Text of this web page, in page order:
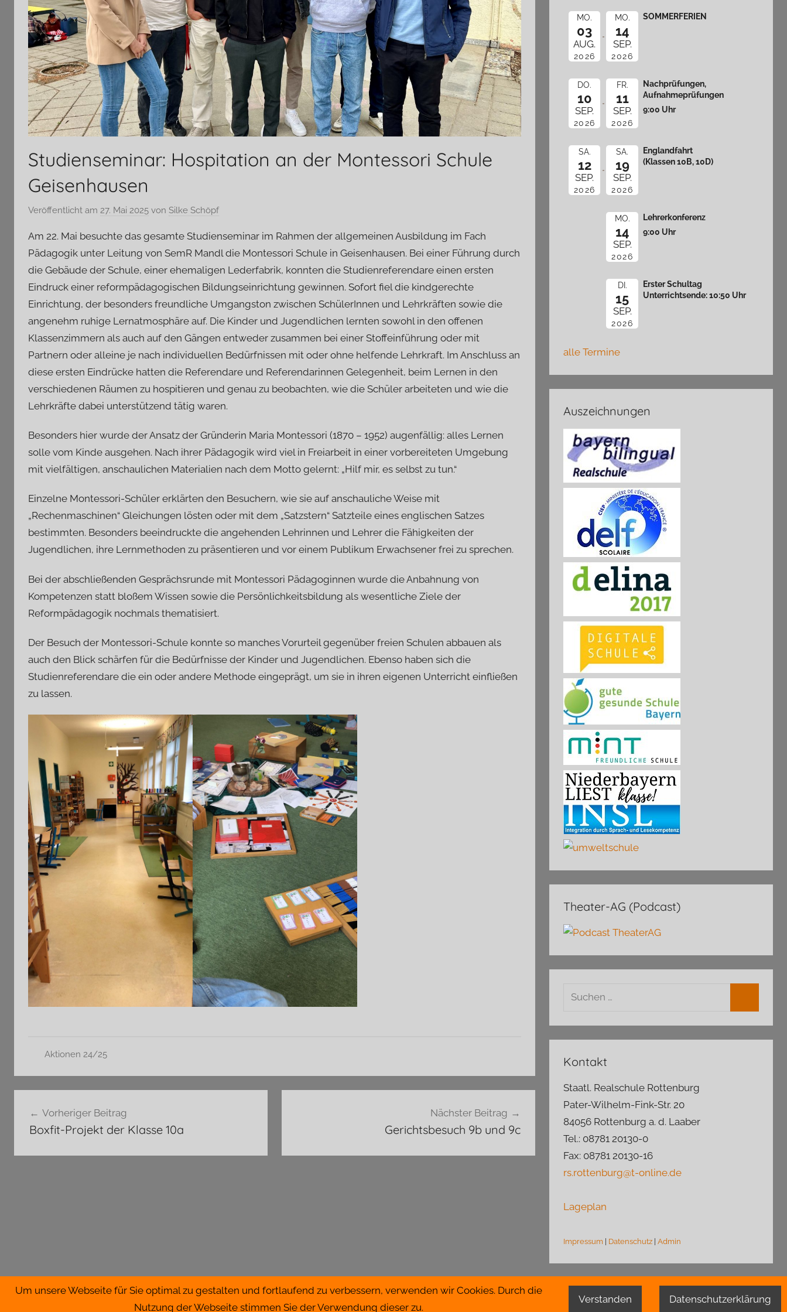
Studienseminar: Hospitation an der Montessori Schule
Geisenhausen
Veröffentlicht am 27. Mai 2025 von Silke Schöpf
Am 22. Mai besuchte das gesamte Studienseminar im Rahmen der allgemeinen Ausbildung im Fach
Pädagogik unter Leitung von SemR Mandl die Montessori Schule in Geisenhausen. Bei einer Führung durch
die Gebäude der Schule, einer ehemaligen Lederfabrik, konnten die Studienreferendare einen ersten
Eindruck einer reformpädagogischen Bildungseinrichtung gewinnen. Sofort fiel die kindgerechte
Einrichtung, der besonders freundliche Umgangston zwischen SchülerInnen und Lehrkräften sowie die
angenehm ruhige Lernatmosphäre auf. Die Kinder und Jugendlichen lernten sowohl in den offenen
Klassenzimmern als auch auf den Gängen entweder zusammen bei einer Stoffeinführung oder mit
Partnern oder alleine je nach individuellen Bedürfnissen mit oder ohne helfende Lehrkraft. Im Anschluss an
diese ersten Eindrücke hatten die Referendare und Referendarinnen Gelegenheit, beim Lernen in den
verschiedenen Räumen zu hospitieren und genau zu beobachten, wie die Schüler arbeiteten und wie die
Lehrkräfte dabei unterstützend tätig waren.
Besonders hier wurde der Ansatz der Gründerin Maria Montessori (1870 – 1952) augenfällig: alles Lernen
solle vom Kinde ausgehen. Nach ihrer Pädagogik wird viel in Freiarbeit in einer vorbereiteten Umgebung
mit vielfältigen, anschaulichen Materialien nach dem Motto gelernt: „Hilf mir, es selbst zu tun.“
Einzelne Montessori-Schüler erklärten den Besuchern, wie sie auf anschauliche Weise mit
„Rechenmaschinen“ Gleichungen lösten oder mit dem „Satzstern“ Satzteile eines englischen Satzes
bestimmten. Besonders beeindruckte die angehenden Lehrinnen und Lehrer die Fähigkeiten der
Jugendlichen, ihre Lernmethoden zu präsentieren und vor einem Publikum Erwachsener frei zu sprechen.
Bei der abschließenden Gesprächsrunde mit Montessori Pädagoginnen wurde die Anbahnung von
Kompetenzen statt bloßem Wissen sowie die Persönlichkeitsbildung als wesentliche Ziele der
Reformpädagogik nochmals thematisiert.
Der Besuch der Montessori-Schule konnte so manches Vorurteil gegenüber freien Schulen abbauen als
auch den Blick schärfen für die Bedürfnisse der Kinder und Jugendlichen. Ebenso haben sich die
Studienreferendare die ein oder andere Methode eingeprägt, um sie in ihren eigenen Unterricht einfließen
zu lassen.
Aktionen 24/25
Vorheriger Beitrag
Boxfit-Projekt der Klasse 10a
Nächster Beitrag
Gerichtsbesuch 9b und 9c
MO.
03
AUG.
2026
MO.
14
SEP.
2026
SOMMERFERIEN
DO.
10
SEP.
2026
FR.
11
SEP.
2026
Nachprüfungen,
Aufnahmeprüfungen
9:00 Uhr
SA.
12
SEP.
2026
SA.
19
SEP.
2026
Englandfahrt
(Klassen 10B, 10D)
MO.
14
SEP.
2026
Lehrerkonferenz
9:00 Uhr
DI.
15
SEP.
2026
Erster Schultag
Unterrichtsende: 10:50 Uhr
alle Termine
Auszeichnungen
Theater-AG (Podcast)
Suchen
Kontakt
Staatl. Realschule Rottenburg
Pater-Wilhelm-Fink-Str. 20
84056 Rottenburg a. d. Laaber
Tel.: 08781 20130-0
Fax: 08781 20130-16
rs.rottenburg@t-online.de
Lageplan
Impressum Datenschutz |Admin
WordPress-Theme: Donovan von ThemeZee.
Um unsere Webseite für Sie optimal zu gestalten und fortlaufend zu verbessern, verwenden wir Cookies. Durch die
Nutzung der Webseite stimmen Sie der Verwendung dieser zu.
Verstanden Datenschutzerklärung